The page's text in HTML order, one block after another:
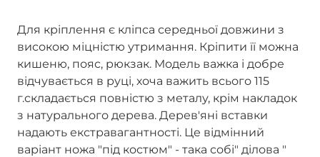
Для кріплення є кліпса середньої довжини з
високою міцністю утримання. Кріпити її можна
кишеню, пояс, рюкзак. Модель важка і добре
відчувається в руці, хоча важить всього 115
г.складається повністю з металу, крім накладок
з натурального дерева. Дерев'яні вставки
надають екстравагантності. Це відмінний
варіант ножа "під костюм" - така собі" ділова "